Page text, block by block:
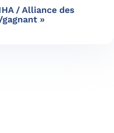
/ Alliance des
»